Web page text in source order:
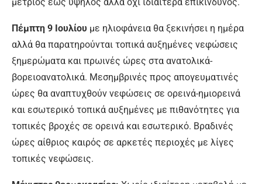
Πέμπτη 9 Ιουλίου με ηλιοφάνεια θα ξεκινήσει η ημέρα
αλλά θα παρατηρούνται τοπικά αυξημένες νεφώσεις
ξημερώματα και πρωινές ώρες στα ανατολικά-
βορειοανατολικά. Μεσημβρινές προς απογευματινές
ώρες θα αναπτυχθούν νεφώσεις σε ορεινά-ημιορεινά
και εσωτερικό τοπικά αυξημένες με πιθανότητες για
τοπικές βροχές σε ορεινά και εσωτερικό. Βραδινές
ώρες αίθριος καιρός σε αρκετές περιοχές με λίγες
τοπικές νεφώσεις.